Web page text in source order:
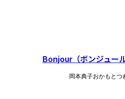
Bonjour（ボンジュー
岡本典子おかもとつ